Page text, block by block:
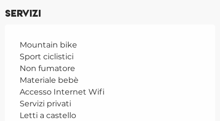
Servizi
Mountain bike
Sport ciclistici
Non fumatore
Materiale bebè
Accesso Internet Wifi
Servizi privati
Letti a castello